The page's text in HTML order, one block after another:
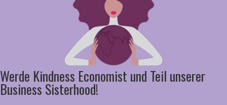
Werde Kindness Economist und Teil unserer
Business Sisterhood!